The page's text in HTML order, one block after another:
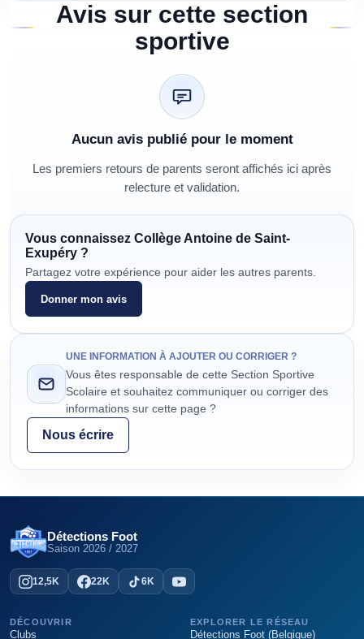
Avis sur cette section
sportive
Aucun avis publié pour le moment
Les premiers retours de parents seront affichés ici après
relecture et validation.
Vous connaissez Collège Antoine de Saint-
Exupéry ?
Partagez votre expérience pour aider les autres parents.
Donner mon avis
UNE INFORMATION À AJOUTER OU CORRIGER ?
Vous êtes responsable de cette Section Sportive
Scolaire et souhaitez communiquer ou corriger des
informations sur cette page ?
Nous écrire
Détections Foot
Saison 2026 / 2027
12,5K 22K 6K
DÉCOUVRIR
Clubs
EXPLORER LE RÉSEAU
Détections Foot (Belgique)